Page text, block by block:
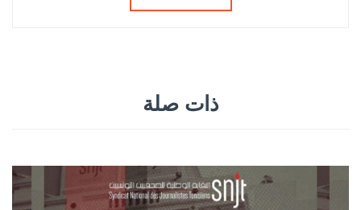
ذات صلة